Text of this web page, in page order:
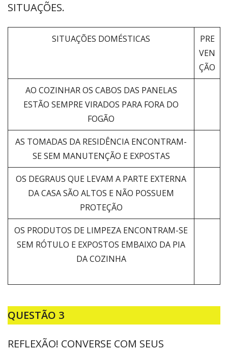
SITUAÇÕES.
SITUAÇÕES DOMÉSTICAS
PRE
VEN
ÇÃO
AO COZINHAR OS CABOS DAS PANELAS
ESTÃO SEMPRE VIRADOS PARA FORA DO
FOGÃO
AS TOMADAS DA RESIDÊNCIA ENCONTRAM-
SE SEM MANUTENÇÃO E EXPOSTAS
OS DEGRAUS QUE LEVAM A PARTE EXTERNA
DA CASA SÃO ALTOS E NÃO POSSUEM
PROTEÇÃO
OS PRODUTOS DE LIMPEZA ENCONTRAM-SE
SEM RÓTULO E EXPOSTOS EMBAIXO DA PIA
DA COZINHA
QUESTÃO 3
REFLEXÃO! CONVERSE COM SEUS